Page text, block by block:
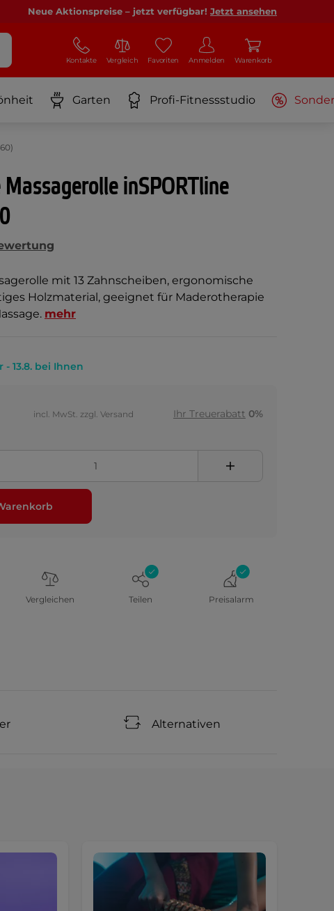
Neue Aktionspreise – jetzt verfügbar! Jetzt ansehen
Kontakte Vergleich Favoriten Anmelden Warenkorb
Garten Profi-Fitnessstudio
inSPORTline
mit 13 Zahnscheiben, ergonomische
Holzmaterial, geeignet für Maderotherapie
mehr
- 13.8. bei Ihnen
incl. MwSt. zzgl. Versand Ihr Treuerabatt 0%
Vergleichen Teilen Preisalarm
Alternativen